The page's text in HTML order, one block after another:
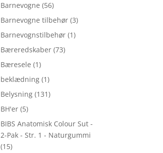
Barnevogne (56)
Barnevogne tilbehør (3)
Barnevognstilbehør (1)
Bæreredskaber (73)
Bæresele (1)
beklædning (1)
Belysning (131)
BH'er (5)
BIBS Anatomisk Colour Sut -
2-Pak - Str. 1 - Naturgummi
(15)